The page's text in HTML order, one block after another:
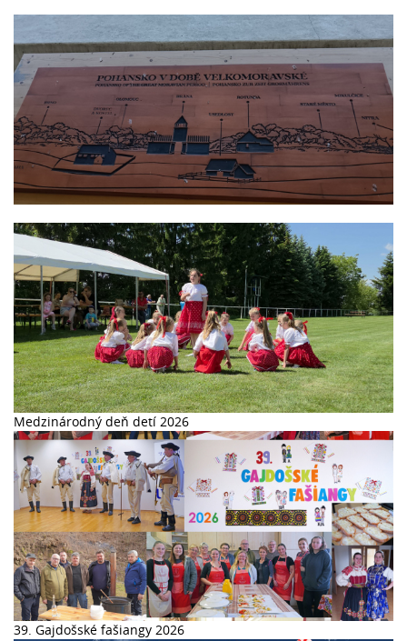
Medzinárodný deň detí 2026
39. Gajdošské fašiangy 2026